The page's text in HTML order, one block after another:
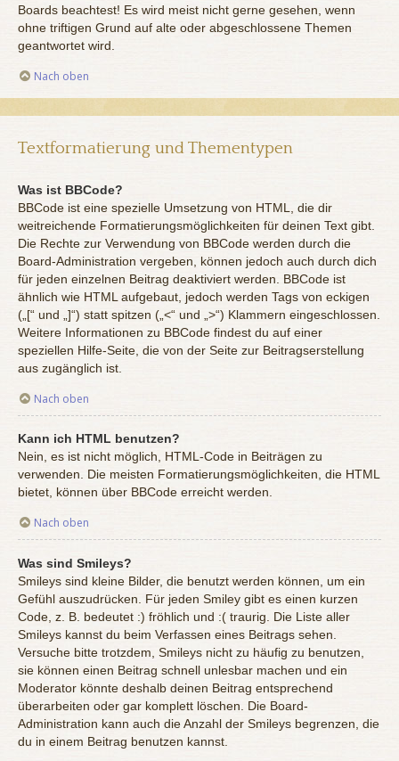
Boards beachtest! Es wird meist nicht gerne gesehen, wenn
ohne triftigen Grund auf alte oder abgeschlossene Themen
geantwortet wird.
Nach oben
Textformatierung und Thementypen
Was ist BBCode?
BBCode ist eine spezielle Umsetzung von HTML, die dir
weitreichende Formatierungsmöglichkeiten für deinen Text gibt.
Die Rechte zur Verwendung von BBCode werden durch die
Board-Administration vergeben, können jedoch auch durch dich
für jeden einzelnen Beitrag deaktiviert werden. BBCode ist
ähnlich wie HTML aufgebaut, jedoch werden Tags von eckigen
(„[“ und „]“) statt spitzen („<“ und „>“) Klammern eingeschlossen.
Weitere Informationen zu BBCode findest du auf einer
speziellen Hilfe-Seite, die von der Seite zur Beitragserstellung
aus zugänglich ist.
Nach oben
Kann ich HTML benutzen?
Nein, es ist nicht möglich, HTML-Code in Beiträgen zu
verwenden. Die meisten Formatierungsmöglichkeiten, die HTML
bietet, können über BBCode erreicht werden.
Nach oben
Was sind Smileys?
Smileys sind kleine Bilder, die benutzt werden können, um ein
Gefühl auszudrücken. Für jeden Smiley gibt es einen kurzen
Code, z. B. bedeutet :) fröhlich und :( traurig. Die Liste aller
Smileys kannst du beim Verfassen eines Beitrags sehen.
Versuche bitte trotzdem, Smileys nicht zu häufig zu benutzen,
sie können einen Beitrag schnell unlesbar machen und ein
Moderator könnte deshalb deinen Beitrag entsprechend
überarbeiten oder gar komplett löschen. Die Board-
Administration kann auch die Anzahl der Smileys begrenzen, die
du in einem Beitrag benutzen kannst.